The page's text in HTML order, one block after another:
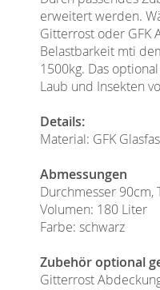
erweitert werden.
Gitterrost oder GFK
Belastbarkeit mti
1500kg. Das
Laub und Insekten
Details:
Material: GFK
Abmessungen
Durchmesser 90cm,
Volumen: 180 Liter
Farbe: schwarz
Zubehör optional
Gitterrost